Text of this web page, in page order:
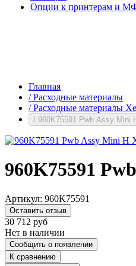
Опции к принтерам и
Главная
/ Расходные материалы
/ Расходные материалы
/ 960K75591 Pwb Assy Mini
960K75591
Артикул: 960K75591
Оставить отзыв
30 712 руб
Нет в наличии
Сообщить о появлении
К сравнению